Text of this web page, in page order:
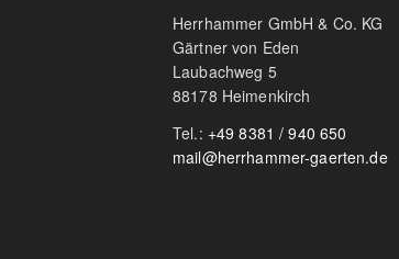
Herrhammer GmbH & Co. KG
Gärtner von Eden
Laubachweg 5
88178 Heimenkirch
Tel.: +49 8381 / 940 650
mail@herrhammer-gaerten.de